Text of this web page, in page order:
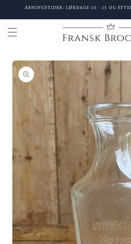
Gå til
ÅBNINGSTIDER: LØRDAGE 10 - 15 OG
til